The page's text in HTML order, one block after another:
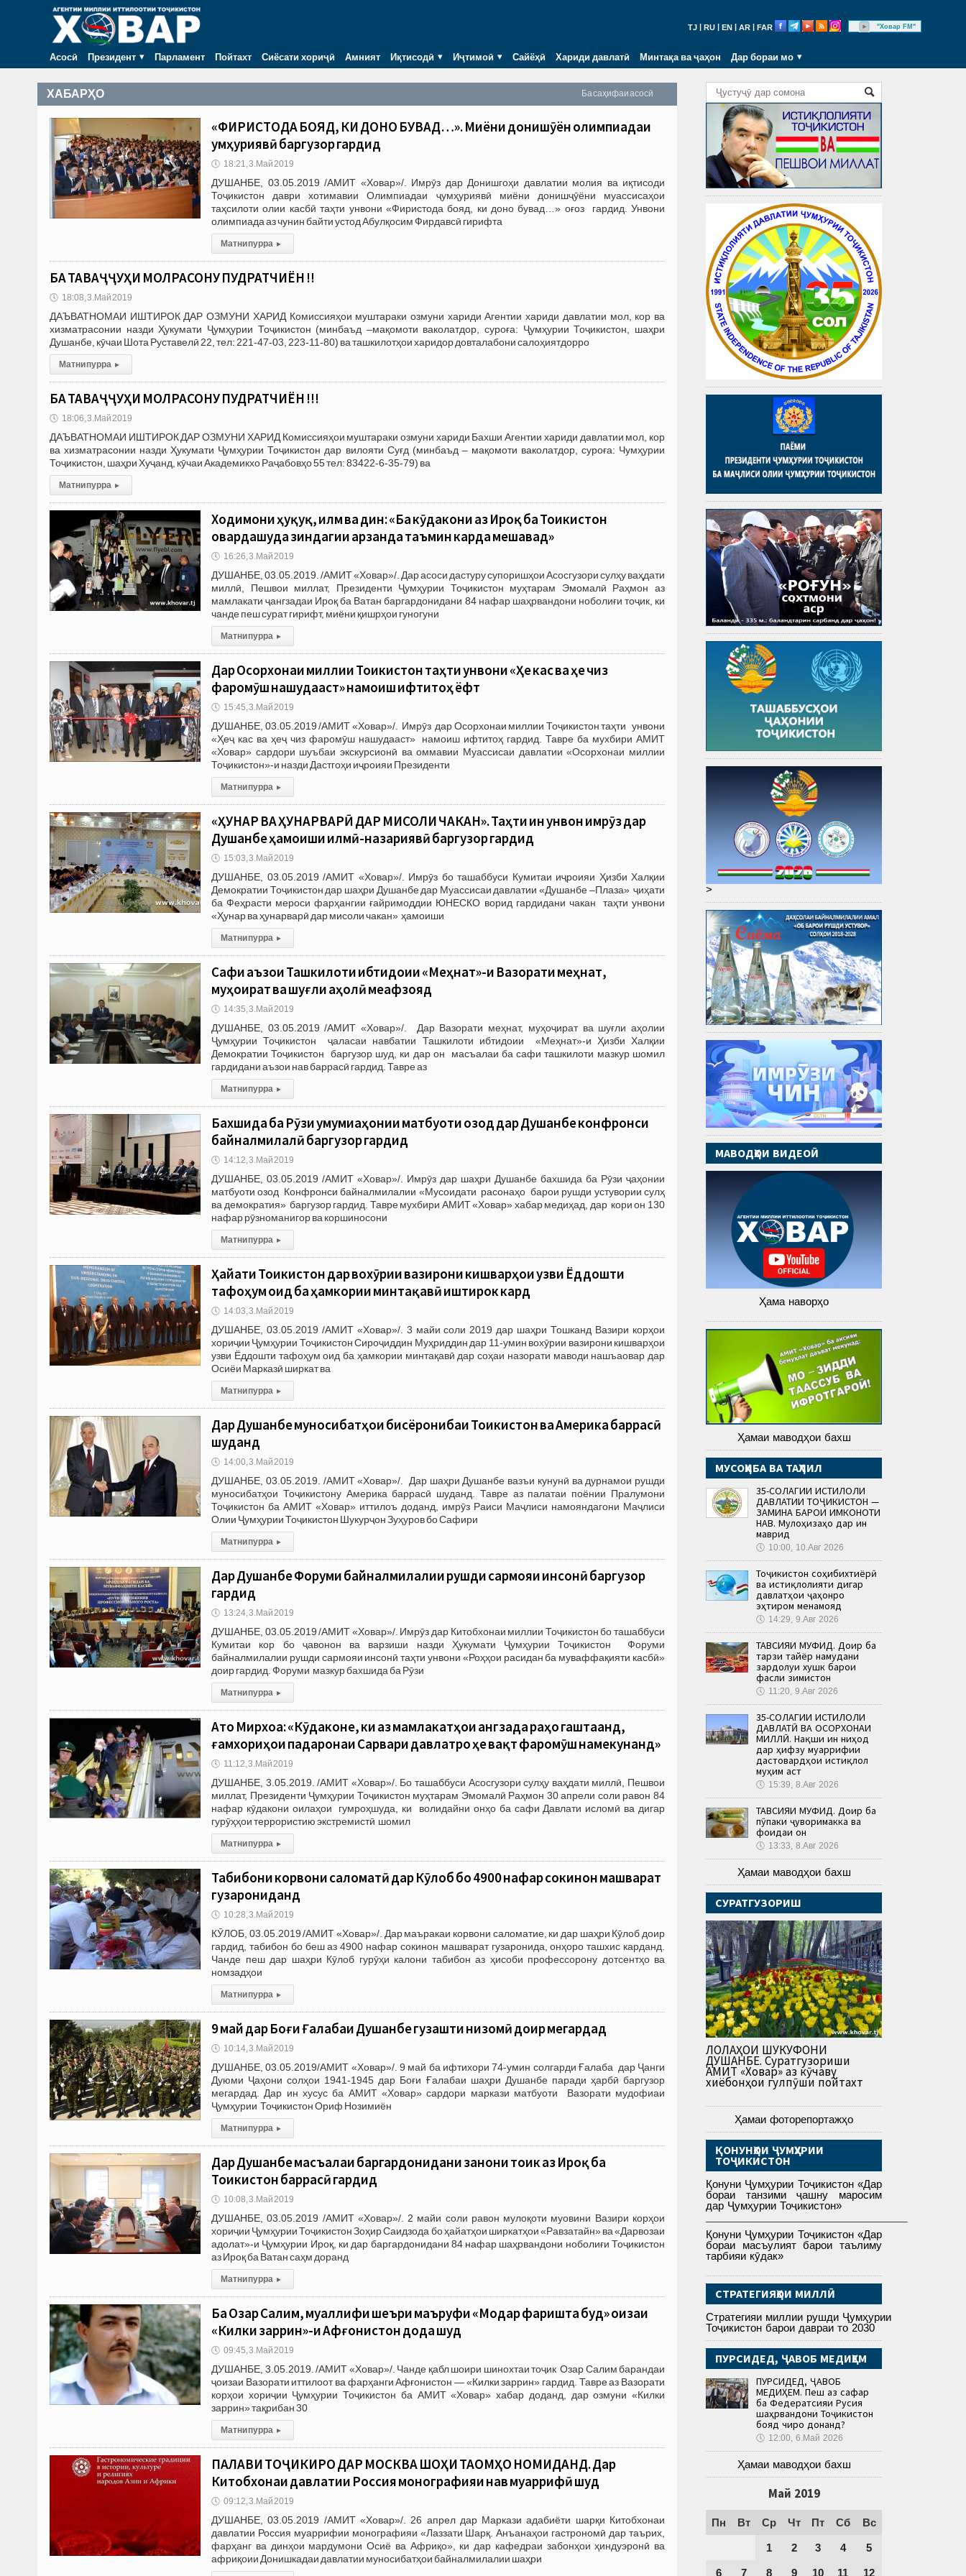
TJ RU EN AR FAR "Ховар FM"
Асосӣ Президент Парламент Пойтахт Сиёсати хориҷӣ Амният Иқтисодӣ Иҷтимоӣ Сайёҳӣ Хариди давлатӣ Минтақа ва ҷаҳон Дар бораи мо
Ба саҳифаи асосӣ
ХАБАРҲО
«ФИРИСТОДА БОЯД, КИ ДОНО БУВАД…». Миёни донишҷӯён олимпиадаи
ҷумҳуриявӣ баргузор гардид
🕔 18:21, 3.Май 2019
ДУШАНБЕ, 03.05.2019 /АМИТ «Ховар»/. Имрӯз дар Донишгоҳи давлатии молия ва иқтисоди
Тоҷикистон даври хотимавии Олимпиадаи ҷумҳуриявӣ миёни донишҷӯёни муассисаҳои
таҳсилоти олии касбӣ таҳти унвони «Фиристода бояд, ки доно бувад…» оғоз гардид. Унвони
олимпиада аз чунин байти устод Абулқосим Фирдавсӣ гирифта
Матни пурра ▸
БА ТАВАҶҶУҲИ МОЛРАСОНУ ПУДРАТЧИЁН !!
🕔 18:08, 3.Май 2019
ДАЪВАТНОМАИ ИШТИРОК ДАР ОЗМУНИ ХАРИД Комиссияҳои муштараки озмуни хариди Агентии хариди давлатии мол, кор ва
хизматрасонии назди Ҳукумати Ҷумҳурии Тоҷикистон (минбаъд –мақомоти ваколатдор, суроға: Ҷумҳурии Тоҷикистон, шаҳри
Душанбе, кӯчаи Шота Руставелӣ 22, тел: 221-47-03, 223-11-80) ва ташкилотҳои харидор довталабони салоҳиятдорро
Матни пурра ▸
БА ТАВАҶҶУҲИ МОЛРАСОНУ ПУДРАТЧИЁН !!!
🕔 18:06, 3.Май 2019
ДАЪВАТНОМАИ ИШТИРОК ДАР ОЗМУНИ ХАРИД Комиссияҳои муштараки озмуни хариди Бахши Агентии хариди давлатии мол, кор
ва хизматрасонии назди Ҳукумати Ҷумҳурии Тоҷикистон дар вилояти Суғд (минбаъд – мақомоти ваколатдор, суроға: Чумҳурии
Тоҷикистон, шаҳри Хуҷанд, кӯчаи Академикхо Раҷабовҳо 55 тел: 83422-6-35-79) ва
Матни пурра ▸
Ходимони ҳуқуқ, илм ва дин: «Ба кӯдакони аз Ироқ ба Тоҷикистон
овардашуда зиндагии арзанда таъмин карда мешавад»
🕔 16:26, 3.Май 2019
ДУШАНБЕ, 03.05.2019. /АМИТ «Ховар»/. Дар асоси дастуру супоришҳои Асосгузори сулҳу ваҳдати
миллӣ, Пешвои миллат, Президенти Ҷумҳурии Тоҷикистон муҳтарам Эмомалӣ Раҳмон аз
мамлакати ҷангзадаи Ироқ ба Ватан баргардонидани 84 нафар шаҳрвандони ноболиғи тоҷик, ки
чанде пеш сурат гирифт, миёни қишрҳои гуногуни
Матни пурра ▸
Дар Осорхонаи миллии Тоҷикистон таҳти унвони «Ҳеҷ кас ва ҳеҷ чиз
фаромӯш нашудааст» намоиш ифтитоҳ ёфт
🕔 15:45, 3.Май 2019
ДУШАНБЕ, 03.05.2019 /АМИТ «Ховар»/. Имрӯз дар Осорхонаи миллии Тоҷикистон таҳти унвони
«Ҳеҷ кас ва ҳеҷ чиз фаромӯш нашудааст» намоиш ифтитоҳ гардид. Тавре ба мухбири АМИТ
«Ховар» сардори шуъбаи экскурсионӣ ва оммавии Муассисаи давлатии «Осорхонаи миллии
Тоҷикистон»-и назди Дастгоҳи иҷроияи Президенти
Матни пурра ▸
«ҲУНАР ВА ҲУНАРВАРӢ ДАР МИСОЛИ ЧАКАН». Таҳти ин унвон имрӯз дар
Душанбе ҳамоиши илмӣ-назариявӣ баргузор гардид
🕔 15:03, 3.Май 2019
ДУШАНБЕ, 03.05.2019 /АМИТ «Ховар»/. Имрӯз бо ташаббуси Кумитаи иҷроияи Ҳизби Халқии
Демократии Тоҷикистон дар шаҳри Душанбе дар Муассисаи давлатии «Душанбе –Плаза» ҷиҳати
ба Феҳрасти мероси фарҳангии ғайримоддии ЮНЕСКО ворид гардидани чакан таҳти унвони
«Ҳунар ва ҳунарварӣ дар мисоли чакан» ҳамоиши
Матни пурра ▸
Сафи аъзои Ташкилоти ибтидоии «Меҳнат»-и Вазорати меҳнат,
муҳоҷират ва шуғли аҳолӣ меафзояд
🕔 14:35, 3.Май 2019
ДУШАНБЕ, 03.05.2019 /АМИТ «Ховар»/. Дар Вазорати меҳнат, муҳоҷират ва шуғли аҳолии
Ҷумҳурии Тоҷикистон ҷаласаи навбатии Ташкилоти ибтидоии «Меҳнат»-и Ҳизби Халқии
Демократии Тоҷикистон баргузор шуд, ки дар он масъалаи ба сафи ташкилоти мазкур шомил
гардидани аъзои нав баррасӣ гардид. Тавре аз
Матни пурра ▸
Бахшида ба Рӯзи умумиҷаҳонии матбуоти озод дар Душанбе конфронси
байналмилалӣ баргузор гардид
🕔 14:12, 3.Май 2019
ДУШАНБЕ, 03.05.2019 /АМИТ «Ховар»/. Имрӯз дар шаҳри Душанбе бахшида ба Рӯзи ҷаҳонии
матбуоти озод Конфронси байналмилалии «Мусоидати расонаҳо барои рушди устувории сулҳ
ва демократия» баргузор гардид. Тавре мухбири АМИТ «Ховар» хабар медиҳад, дар кори он 130
нафар рӯзноманигор ва коршиносони
Матни пурра ▸
Ҳайати Тоҷикистон дар вохӯрии вазирони кишварҳои узви Ёддошти
тафоҳум оид ба ҳамкории минтақавӣ иштирок кард
🕔 14:03, 3.Май 2019
ДУШАНБЕ, 03.05.2019 /АМИТ «Ховар»/. 3 майи соли 2019 дар шаҳри Тошканд Вазири корҳои
хориҷии Ҷумҳурии Тоҷикистон Сироҷиддин Муҳриддин дар 11-умин вохӯрии вазирони кишварҳои
узви Ёддошти тафоҳум оид ба ҳамкории минтақавӣ дар соҳаи назорати маводи нашъаовар дар
Осиёи Марказӣ ширкат ва
Матни пурра ▸
Дар Душанбе муносибатҳои бисёрҷонибаи Тоҷикистон ва Америка баррасӣ
шуданд
🕔 14:00, 3.Май 2019
ДУШАНБЕ, 03.05.2019. /АМИТ «Ховар»/. Дар шаҳри Душанбе вазъи кунунӣ ва дурнамои рушди
муносибатҳои Тоҷикистону Америка баррасӣ шуданд. Тавре аз палатаи поёнии Пралумони
Тоҷикистон ба АМИТ «Ховар» иттилоъ доданд, имрӯз Раиси Маҷлиси намояндагони Маҷлиси
Олии Ҷумҳурии Тоҷикистон Шукурҷон Зуҳуров бо Сафири
Матни пурра ▸
Дар Душанбе Форуми байналмилалии рушди сармояи инсонӣ баргузор
гардид
🕔 13:24, 3.Май 2019
ДУШАНБЕ, 03.05.2019 /АМИТ «Ховар»/. Имрӯз дар Китобхонаи миллии Тоҷикистон бо ташаббуси
Кумитаи кор бо ҷавонон ва варзиши назди Ҳукумати Ҷумҳурии Тоҷикистон Форуми
байналмилалии рушди сармояи инсонӣ таҳти унвони «Роҳҳои расидан ба муваффақияти касбӣ»
доир гардид. Форуми мазкур бахшида ба Рӯзи
Матни пурра ▸
Ато Мирхоҷа: «Кӯдаконе, ки аз мамлакатҳои ҷангзада раҳо гаштаанд,
ғамхориҳои падаронаи Сарвари давлатро ҳеҷ вақт фаромӯш намекунанд»
🕔 11:12, 3.Май 2019
ДУШАНБЕ, 3.05.2019. /АМИТ «Ховар»/. Бо ташаббуси Асосгузори сулҳу ваҳдати миллӣ, Пешвои
миллат, Президенти Ҷумҳурии Тоҷикистон муҳтарам Эмомалӣ Раҳмон 30 апрели соли равон 84
нафар кӯдакони оилаҳои гумроҳшуда, ки волидайни онҳо ба сафи Давлати исломӣ ва дигар
гурӯҳҳои террористию экстремистӣ шомил
Матни пурра ▸
Табибони корвони саломатӣ дар Кӯлоб бо 4900 нафар сокинон машварат
гузарониданд
🕔 10:28, 3.Май 2019
КӮЛОБ, 03.05.2019 /АМИТ «Ховар»/. Дар маъракаи корвони саломатие, ки дар шаҳри Кӯлоб доир
гардид, табибон бо беш аз 4900 нафар сокинон машварат гузаронида, онҳоро ташхис карданд.
Чанде пеш дар шаҳри Кӯлоб гурӯҳи калони табибон аз ҳисоби профессорону дотсентҳо ва
номзадҳои
Матни пурра ▸
9 май дар Боғи Ғалабаи Душанбе гузашти низомӣ доир мегардад
🕔 10:14, 3.Май 2019
ДУШАНБЕ, 03.05.2019/АМИТ «Ховар»/. 9 май ба ифтихори 74-умин солгарди Ғалаба дар Ҷанги
Дуюми Ҷаҳони солҳои 1941-1945 дар Боғи Ғалабаи шаҳри Душанбе паради ҳарбӣ баргузор
мегардад. Дар ин хусус ба АМИТ «Ховар» сардори маркази матбуоти Вазорати мудофиаи
Ҷумҳурии Тоҷикистон Ориф Нозимиён
Матни пурра ▸
Дар Душанбе масъалаи баргардонидани занони тоҷик аз Ироқ ба
Тоҷикистон баррасӣ гардид
🕔 10:08, 3.Май 2019
ДУШАНБЕ, 03.05.2019 /АМИТ «Ховар»/. 2 майи соли равон мулоқоти муовини Вазири корҳои
хориҷии Ҷумҳурии Тоҷикистон Зоҳир Саидзода бо ҳайатҳои ширкатҳои «Равзатайн» ва «Дарвозаи
адолат»-и Ҷумҳурии Ироқ, ки дар баргардонидани 84 нафар шаҳрвандони ноболиғи Тоҷикистон
аз Ироқ ба Ватан саҳм доранд
Матни пурра ▸
Ба Озар Салим, муаллифи шеъри маъруфи «Модар фаришта буд» ҷоизаи
«Килки заррин»-и Афғонистон дода шуд
🕔 09:45, 3.Май 2019
ДУШАНБЕ, 3.05.2019. /АМИТ «Ховар»/. Чанде қабл шоири шинохтаи тоҷик Озар Салим барандаи
ҷоизаи Вазорати иттилоот ва фарҳанги Афғонистон — «Килки заррин» гардид. Тавре аз Вазорати
корҳои хориҷии Ҷумҳурии Тоҷикистон ба АМИТ «Ховар» хабар доданд, дар озмуни «Килки
заррин» тақрибан 30
Матни пурра ▸
ПАЛАВИ ТОҶИКИРО ДАР МОСКВА ШОҲИ ТАОМҲО НОМИДАНД. Дар
Китобхонаи давлатии Россия монографияи нав муаррифӣ шуд
🕔 09:12, 3.Май 2019
ДУШАНБЕ, 03.05.2019 /АМИТ «Ховар»/. 26 апрел дар Маркази адабиёти шарқи Китобхонаи
давлатии Россия муаррифии монографияи «Лаззати Шарқ. Анъанаҳои гастрономӣ дар таърих,
фарҳанг ва динҳои мардумони Осиё ва Африқо», ки дар кафедраи забонҳои ҳиндуэронӣ ва
африқоии Донишкадаи давлатии муносибатҳои байналмилалии шаҳри
>
МАВОДҲОИ ВИДЕОӢ
Ҳама наворҳо
Ҳамаи маводҳои бахш
МУСОҲИБА ВА ТАҲЛИЛ
35-СОЛАГИИ ИСТИҚЛОЛИ
ДАВЛАТИИ ТОҶИКИСТОН —
ЗАМИНА БАРОИ ИМКОНОТИ
НАВ. Мулоҳизаҳо дар ин
маврид
🕔 10:00, 10.Авг 2026
Тоҷикистон соҳибихтиёрӣ
ва истиқлолияти дигар
давлатҳои ҷаҳонро
эҳтиром менамояд
🕔 14:29, 9.Авг 2026
ТАВСИЯИ МУФИД. Доир ба
тарзи тайёр намудани
зардолуи хушк барои
фасли зимистон
🕔 11:20, 9.Авг 2026
35-СОЛАГИИ ИСТИҚЛОЛИ
ДАВЛАТӢ ВА ОСОРХОНАИ
МИЛЛӢ. Нақши ин ниҳод
дар ҳифзу муаррифии
дастовардҳои истиқлол
муҳим аст
🕔 15:39, 8.Авг 2026
ТАВСИЯИ МУФИД. Доир ба
пӯпаки ҷуворимакка ва
фоидаи он
🕔 13:33, 8.Авг 2026
Ҳамаи маводҳои бахш
СУРАТГУЗОРИШ
ЛОЛАҲОИ ШУКУФОНИ
ДУШАНБЕ. Суратгузориши
АМИТ «Ховар» аз кӯчаву
хиёбонҳои гулпӯши пойтахт
Ҳамаи фоторепортажҳо
ҚОНУНҲОИ ҶУМҲУРИИ
ТОҶИКИСТОН
Қонуни Ҷумҳурии Тоҷикистон «Дар
бораи танзими ҷашну маросим
дар Ҷумҳурии Тоҷикистон»
Қонуни Ҷумҳурии Тоҷикистон «Дар
бораи масъулият барои таълиму
тарбияи кӯдак»
СТРАТЕГИЯҲОИ МИЛЛӢ
Стратегияи миллии рушди Ҷумҳурии
Тоҷикистон барои давраи то 2030
ПУРСИДЕД, ҶАВОБ МЕДИҲЕМ
ПУРСИДЕД, ҶАВОБ
МЕДИҲЕМ. Пеш аз сафар
ба Федератсияи Русия
шаҳрвандони Тоҷикистон
бояд чиро донанд?
🕔 12:00, 6.Май 2026
Ҳамаи маводҳои бахш
Май 2019
Пн Вт Ср Чт Пт Сб Вс
1 2 3 4 5
6 7 8 9 10 11 12